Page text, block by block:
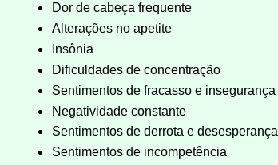
Dor de cabeça frequente
Alterações no apetite
Insônia
Dificuldades de concentração
Sentimentos de fracasso e insegurança
Negatividade constante
Sentimentos de derrota e desesperança
Sentimentos de incompetência